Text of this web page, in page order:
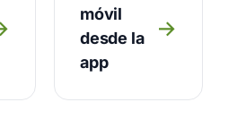
móvil
desde la
app
→